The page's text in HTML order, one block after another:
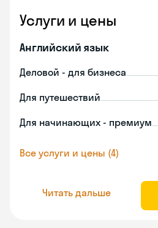
Услуги и цены
Английский язык
Деловой - для бизнеса
Для путешествий
Для начинающих - премиум
Все услуги и цены (4)
Читать дальше